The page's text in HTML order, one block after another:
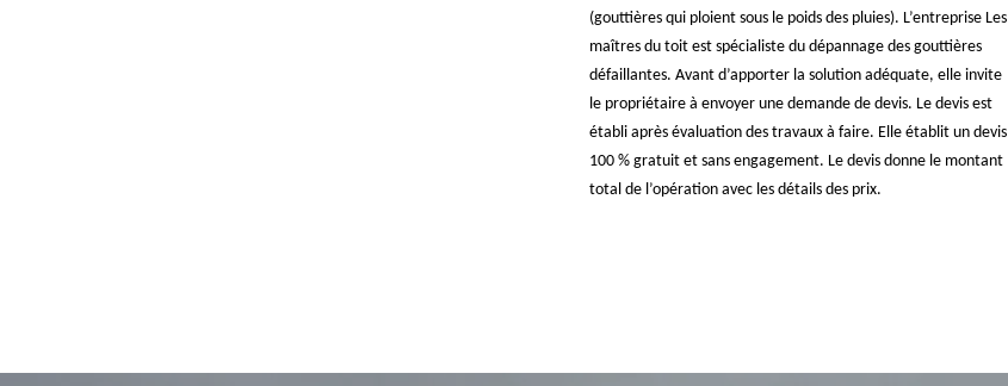
(gouttières qui ploient sous le poids des pluies). L’entreprise Les
maîtres du toit est spécialiste du dépannage des gouttières
défaillantes. Avant d’apporter la solution adéquate, elle invite
le propriétaire à envoyer une demande de devis. Le devis est
établi après évaluation des travaux à faire. Elle établit un devis
100 % gratuit et sans engagement. Le devis donne le montant
total de l’opération avec les détails des prix.